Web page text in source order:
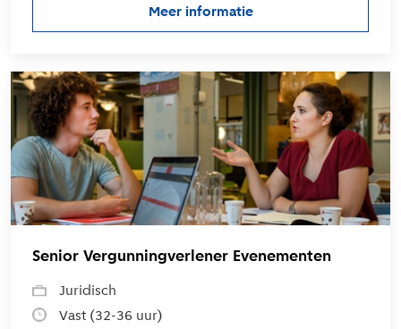
Meer informatie
over de vacature Intensief
Senior Vergunningverlener Evenementen
Juridisch
Vast (32-36 uur)